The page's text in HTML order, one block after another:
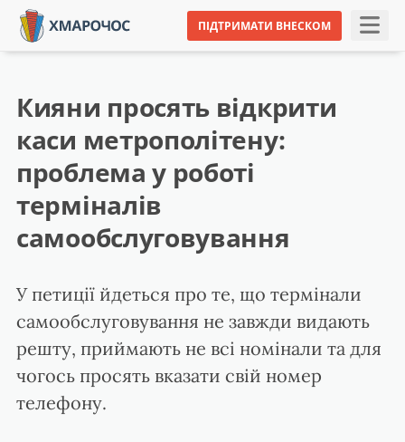
ПІДТРИМАТИ ВНЕСКОМ
Кияни просять відкрити
каси метрополітену:
проблема у роботі
терміналів
самообслуговування
У петиції йдеться про те, що термінали
самообслуговування не завжди видають
решту, приймають не всі номінали та для
чогось просять вказати свій номер
телефону.